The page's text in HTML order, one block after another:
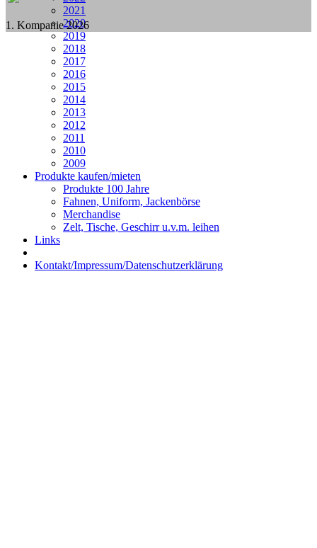
2021
2020
2019
2018
2017
2016
2015
2014
2013
2012
2011
2010
2009
Produkte kaufen/mieten
Produkte 100 Jahre
Fahnen, Uniform, Jackenbörse
Merchandise
Zelt, Tische, Geschirr u.v.m. leihen
Links
Kontakt/Impressum/Datenschutzerklärung
1. Kompanie 2026